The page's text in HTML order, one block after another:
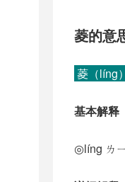
菱的意
菱（líng）
基本解释
◎líng ㄌ